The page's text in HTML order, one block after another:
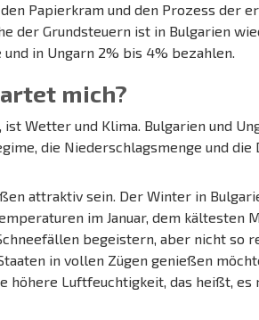
Papierkram und den Prozess der
der Grundsteuern ist in Bulgarien
in Ungarn 2% bis 4% bezahlen.
mich?
Wetter und Klima. Bulgarien und
die Niederschlagsmenge und die
attraktiv sein. Der Winter in
im Januar, dem kältesten
begeistern, aber nicht so
in vollen Zügen genießen
höhere Luftfeuchtigkeit, das heißt, es